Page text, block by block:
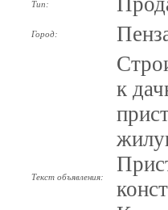
Тип:
Город:
Текст объявления:
к